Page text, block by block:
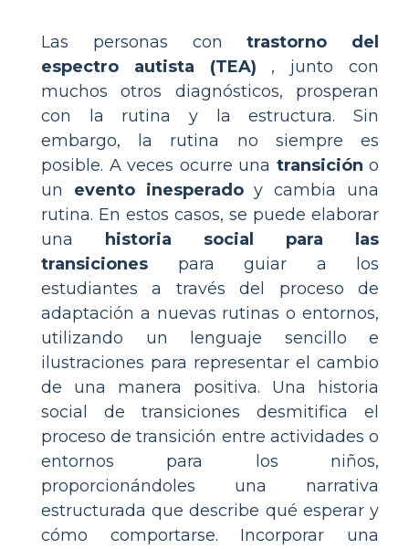
Las personas contrastorno del
espectro autista (TEA) , junto con
muchos otros diagnósticos, prosperan
con la rutina y la estructura. Sin
embargo, la rutina no siempre es
posible. A veces ocurre una transición o
un evento inesperadoy cambia una
rutina. En estos casos, se puede elaborar
una
historia social para las
transiciones para guiar a los
estudiantes a través del proceso de
adaptación a nuevas rutinas o entornos,
utilizando un lenguaje sencillo e
ilustraciones para representar el cambio
de una manera positiva. Una historia
social de transiciones desmitifica el
proceso de transición entre actividades o
entornos para los niños,
proporcionándoles una narrativa
estructurada que describe qué esperar y
cómo comportarse. Incorporar una